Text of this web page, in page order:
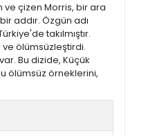
ve çizen Morris, bir ara
addır. Özgün adı
takılmıştır.
ve ölümsüzleştirdi.
Bu dizide, Küçük
ölümsüz örneklerini,